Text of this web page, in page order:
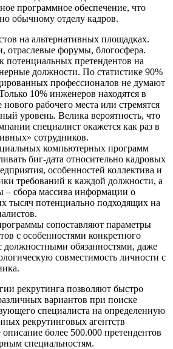
программное обеспечение, что
обычному отделу кадров.
на альтернативных площадках.
отраслевые форумы, блогосфера.
потенциальных претендентов на
должности. По статистике 90%
профессионалов не думают
10% инженеров находятся в
рабочего места или стремятся
уровень. Велика вероятность, что
специалист окажется как раз в
сотрудников.
компьютерных программ
биг-дата относительно кадровых
особенностей коллектива и
требований к каждой должности, а
– сбора массива информации о
тысяч потенциально подходящих на
сопоставляют параметры
с особенностями конкретного
должностными обязанностями, даже
совместимость личности с
рекрутинга позволяют быстро
вариантов при поиске
специалиста на определенную
рекрутинговых агентств
более 500.000 претендентов
специальностям.